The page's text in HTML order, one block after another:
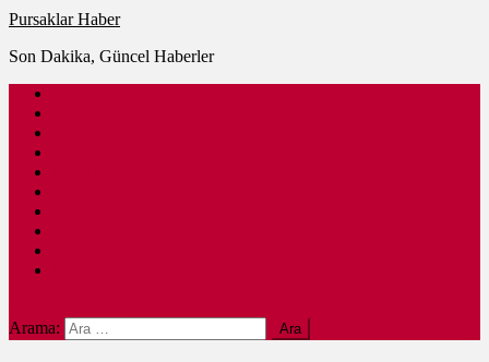
Pursaklar Haber
Son Dakika, Güncel Haberler
Arama: